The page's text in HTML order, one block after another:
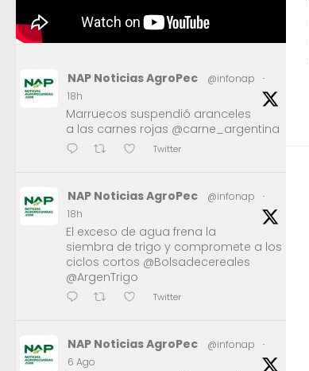
NAP Noticias AgroPec @infonap
·
18h
Marruecos suspendió aranceles
a las carnes rojas @carne_argentina
Twitter
NAP Noticias AgroPec @infonap
·
18h
El exceso de agua frena la
siembra de trigo y compromete a los
ciclos cortos @Bolsadecereales
@ArgenTrigo
Twitter
NAP Noticias AgroPec @infonap
·
6 Ago